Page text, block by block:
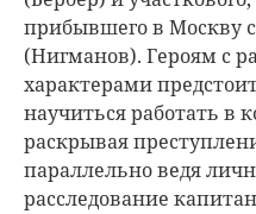
прибывшего в Москву
(Нигманов). Героям с
характерами
научиться работать в
раскрывая
параллельно ведя
расследование